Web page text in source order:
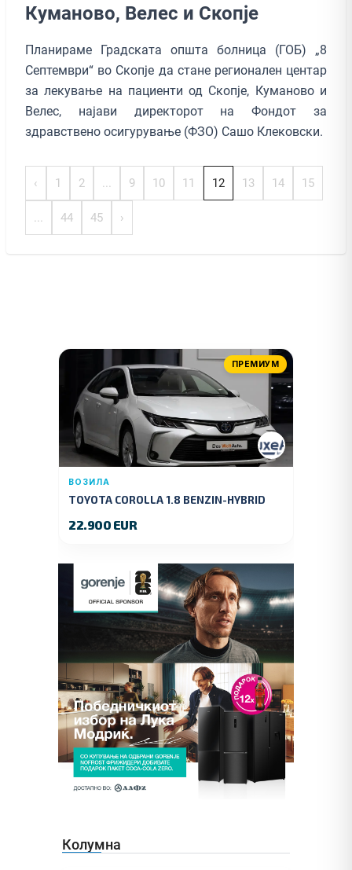
Куманово, Велес и Скопје
Планираме Градската општа болница (ГОБ) „8
Септември“ во Скопје да стане регионален центар
за лекување на пациенти од Скопје, Куманово и
Велес, најави директорот на Фондот за
здравствено осигурување (ФЗО) Сашо Клековски.
‹ 1 2 ... 9 10 11 12 13 14 15
... 44 45 ›
ПРЕМИУМ
ВОЗИЛА
TOYOTA COROLLA 1.8 BENZIN-HYBRID
22.900 EUR
Колумна